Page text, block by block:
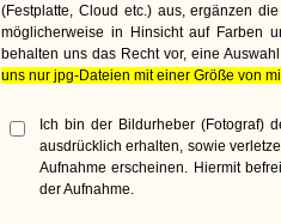
(Festplatte, Cloud etc.) aus, ergänzen
möglicherweise in Hinsicht auf Farben
behalten uns das Recht vor, eine
uns nur jpg-Dateien mit einer Größe von
Ich bin der Bildurheber (Fotograf)
ausdrücklich erhalten, sowie
Aufnahme erscheinen. Hiermit
der Aufnahme.